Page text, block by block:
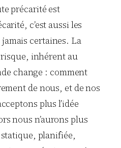
précarité est
c’est aussi les
certaines. La
risque, inhérent au
change : comment
de nous, et de nos
plus l’idée
nous n’aurons plus
planifiée,